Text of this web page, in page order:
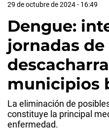
29 de octubre de 2024 - 16:49
Dengue:
jornadas de
municipios
La eliminación de
constituye la principal
enfermedad.